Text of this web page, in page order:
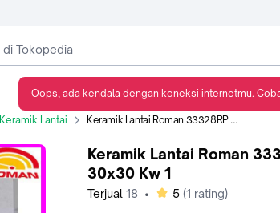
Keramik Lantai Keramik Lantai Roman 33328RP dPiatto Bone 30x30 Kw 1
Keramik Lantai Roman
30x30 Kw 1
Terjual 18 • bintang
5 (1 rating)
Oops, ada kendala dengan koneksi internetmu.